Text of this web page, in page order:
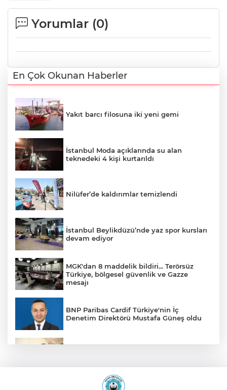
Yorumlar (0)
En Çok Okunan Haberler
Yakıt barcı filosuna iki yeni gemi
İstanbul Moda açıklarında su alan
teknedeki 4 kişi kurtarıldı
Nilüfer’de kaldırımlar temizlendi
İstanbul Beylikdüzü’nde yaz spor kursları
devam ediyor
MGK'dan 8 maddelik bildiri... Terörsüz
Türkiye, bölgesel güvenlik ve Gazze
mesajı
BNP Paribas Cardif Türkiye'nin İç
Denetim Direktörü Mustafa Güneş oldu